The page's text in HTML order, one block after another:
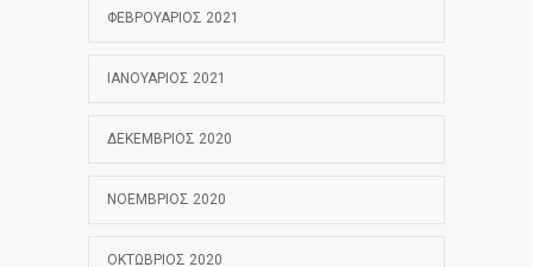
ΦΕΒΡΟΥΆΡΙΟΣ 2021
ΙΑΝΟΥΆΡΙΟΣ 2021
ΔΕΚΈΜΒΡΙΟΣ 2020
ΝΟΈΜΒΡΙΟΣ 2020
ΟΚΤΏΒΡΙΟΣ 2020